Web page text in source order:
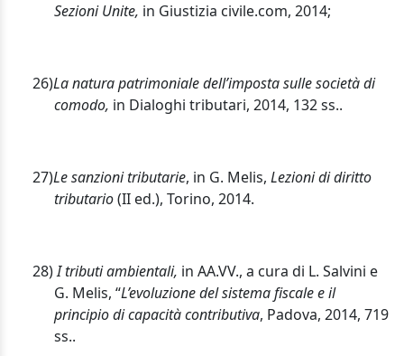
Sezioni Unite, in Giustizia civile.com, 2014;
26)La natura patrimoniale dell’imposta sulle società di
comodo, in Dialoghi tributari, 2014, 132 ss..
27)Le sanzioni tributarie, in G. Melis, Lezioni di diritto
tributario(II ed.), Torino, 2014.
28)I tributi ambientali, in AA.VV., a cura di L. Salvini e
G. Melis, “L’evoluzione del sistema fiscale e il
principio di capacità contributiva, Padova, 2014, 719
ss..